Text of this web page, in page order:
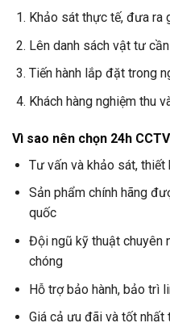
Khảo sát thực tế, đưa ra
Lên danh sách vật tư
Tiến hành lắp đặt trong
Khách hàng nghiệm thu
Vì sao nên chọn 24h CCTV
Tư vấn và khảo sát, thiết
Sản phẩm chính hãng
quốc
Đội ngũ kỹ thuật chuyên
chóng
Hỗ trợ bảo hành, bảo trì
Giá cả ưu đãi và tốt